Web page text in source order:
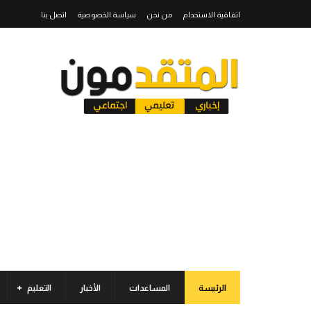
اتفاقية الاستخدام من نحن سياسة الخصوصية اتصل بنا
الرئيسة المساعدات الأخبار التعليم